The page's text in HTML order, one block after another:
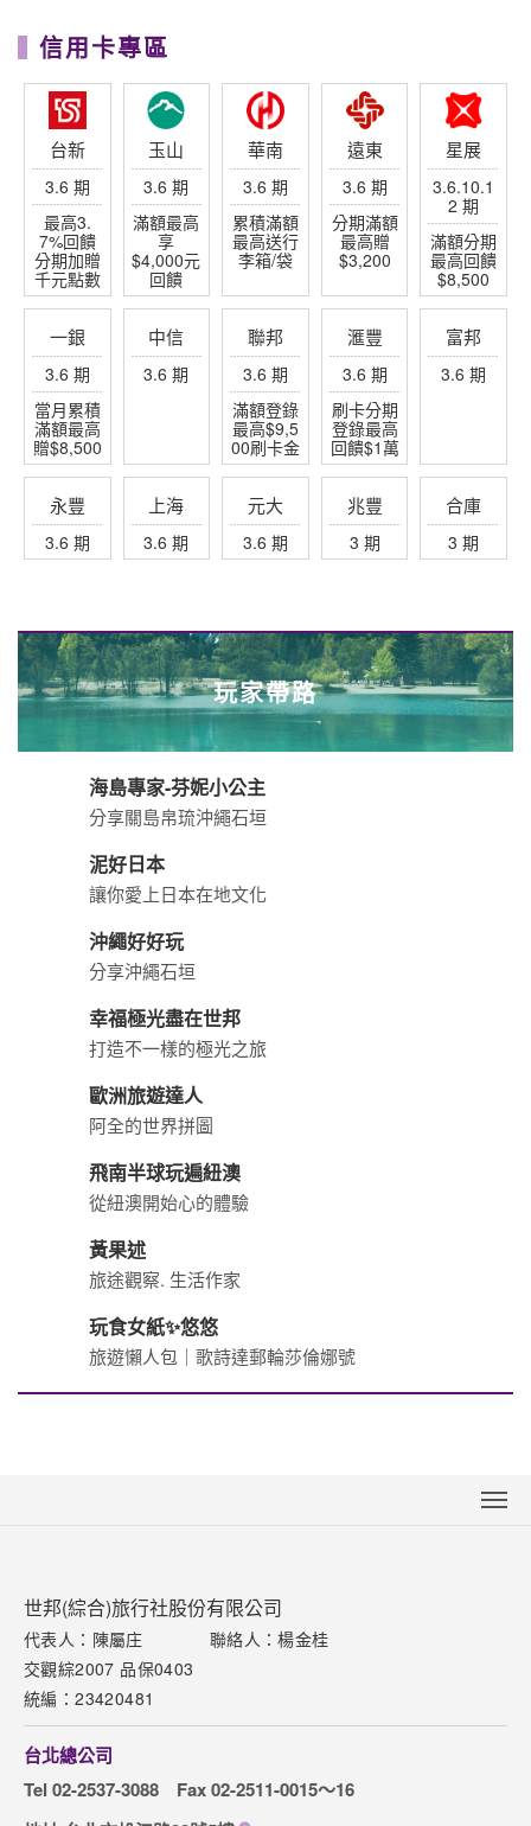
信用卡專區
台新
3.6 期
最高3.
7%回饋
分期加贈
千元點數
玉山
3.6 期
滿額最高
享
$4,000元
回饋
華南
3.6 期
累積滿額
最高送行
李箱/袋
遠東
3.6 期
分期滿額
最高贈
$3,200
星展
3.6.10.1
2 期
滿額分期
最高回饋
$8,500
一銀
3.6 期
當月累積
滿額最高
贈$8,500
中信
3.6 期
聯邦
3.6 期
滿額登錄
最高$9,5
00刷卡金
滙豐
3.6 期
刷卡分期
登錄最高
回饋$1萬
富邦
3.6 期
永豐 上海 元大 兆豐 合庫
玩家帶路
海島專家-芬妮小公主
分享關島帛琉沖繩石垣
泥好日本
讓你愛上日本在地文化
沖繩好好玩
分享沖繩石垣
幸福極光盡在世邦
打造不一樣的極光之旅
歐洲旅遊達人
阿全的世界拼圖
飛南半球玩遍紐澳
從紐澳開始心的體驗
黃果述
旅途觀察. 生活作家
玩食女紙✨悠悠
旅遊懶人包｜歌詩達郵輪莎倫娜號
新聞中心
聯絡我們
網站導覽
世邦(綜合)旅行社股份有限公司
代表人：陳屬庄
統編：23420481